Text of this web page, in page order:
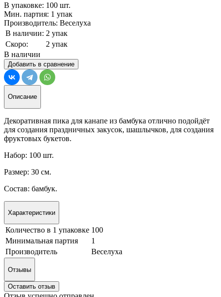
В упаковке: 100 шт.
Мин. партия: 1 упак
Производитель: Веселуха
В наличии: 2 упак
Скоро:
2 упак
В наличии
Добавить в сравнение
Описание
Декоративная пика для канапе из бамбука отлично подойдёт
для создания праздничных закусок, шашлычков, для создания
фруктовых букетов.
Набор: 100 шт.
Размер: 30 см.
Состав: бамбук.
Характеристики
Количество в 1 упаковке 100
Минимальная партия
1
Производитель
Веселуха
Отзывы
Оставить отзыв